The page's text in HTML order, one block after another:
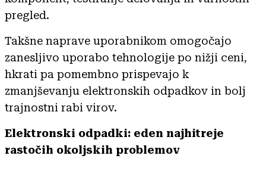
pregled.
Takšne naprave uporabnikom omogočajo
zanesljivo uporabo tehnologije po nižji ceni,
hkrati pa pomembno prispevajo k
zmanjševanju elektronskih odpadkov in bolj
trajnostni rabi virov.
Elektronski odpadki: eden najhitreje
rastočih okoljskih problemov